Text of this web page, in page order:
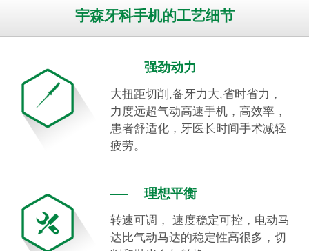
宇森牙科手机的工艺细节
强劲动力
大扭距切削,备牙力大,省时省力，
力度远超气动高速手机，高效率，
患者舒适化，牙医长时间手术减轻
疲劳。
理想平衡
转速可调， 速度稳定可控，电动马
达比气动马达的稳定性高很多，切